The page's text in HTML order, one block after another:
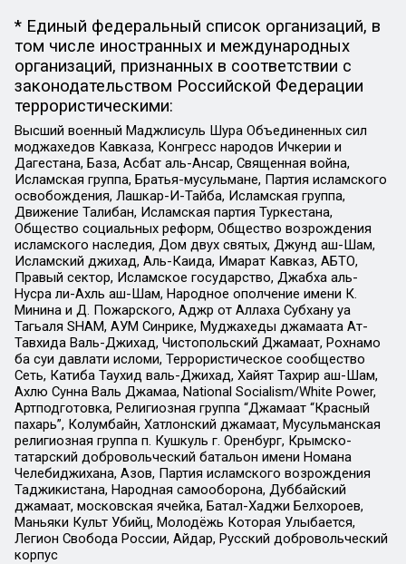
* Единый федеральный список организаций, в
том числе иностранных и международных
организаций, признанных в соответствии с
законодательством Российской Федерации
террористическими:
Высший военный Маджлисуль Шура Объединенных сил
моджахедов Кавказа, Конгресс народов Ичкерии и
Дагестана, База, Асбат аль-Ансар, Священная война,
Исламская группа, Братья-мусульмане, Партия исламского
освобождения, Лашкар-И-Тайба, Исламская группа,
Движение Талибан, Исламская партия Туркестана,
Общество социальных реформ, Общество возрождения
исламского наследия, Дом двух святых, Джунд аш-Шам,
Исламский джихад, Аль-Каида, Имарат Кавказ, АБТО,
Правый сектор, Исламское государство, Джабха аль-
Нусра ли-Ахль аш-Шам, Народное ополчение имени К.
Минина и Д. Пожарского, Аджр от Аллаха Субхану уа
Тагьаля SHAM, АУМ Синрике, Муджахеды джамаата Ат-
Тавхида Валь-Джихад, Чистопольский Джамаат, Рохнамо
ба суи давлати исломи, Террористическое сообщество
Сеть, Катиба Таухид валь-Джихад, Хайят Тахрир аш-Шам,
Ахлю Сунна Валь Джамаа, National Socialism/White Power,
Артподготовка, Религиозная группа “Джамаат “Красный
пахарь”, Колумбайн, Хатлонский джамаат, Мусульманская
религиозная группа п. Кушкуль г. Оренбург, Крымско-
татарский добровольческий батальон имени Номана
Челебиджихана, Азов, Партия исламского возрождения
Таджикистана, Народная самооборона, Дуббайский
джамаат, московская ячейка, Батал-Хаджи Белхороев,
Маньяки Культ Убийц, Молодёжь Которая Улыбается,
Легион Свобода России, Айдар, Русский добровольческий
корпус